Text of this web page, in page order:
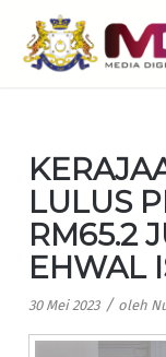
LULUS
RM65.2
EHWAL
30 Mei 2023 / oleh